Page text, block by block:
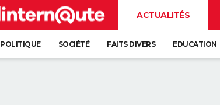
ACTUALITÉS
POLITIQUE SOCIÉTÉ FAITS DIVERS EDUCATION